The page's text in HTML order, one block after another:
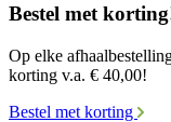
Bestel met
Op elke
korting v.a. € 40,00!
Bestel met korting